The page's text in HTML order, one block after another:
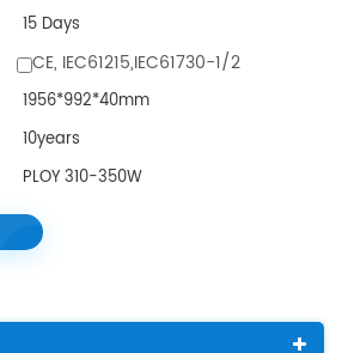
15 Days
CE, IEC61215,IEC61730-1/2
1956*992*40mm
10years
PLOY 310-350W